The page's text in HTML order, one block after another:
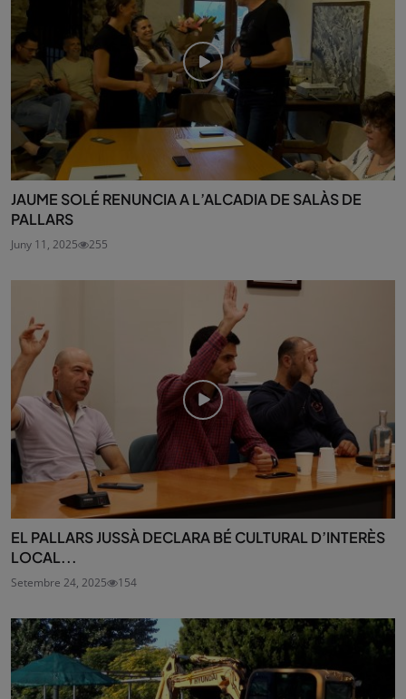
JAUME SOLÉ RENUNCIA A L’ALCADIA DE SALÀS DE
PALLARS
Juny 11, 2025 255
EL PALLARS JUSSÀ DECLARA BÉ CULTURAL D’INTERÈS
LOCAL...
Setembre 24, 2025 154